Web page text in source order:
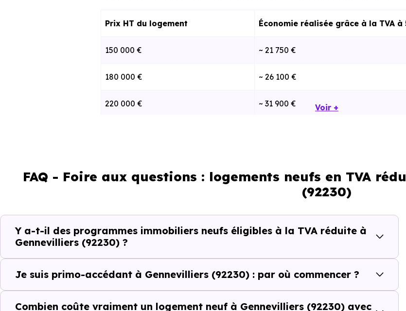
Prix HT du logement Économie réalisée grâce à la TVA à
150 000 € ~ 21 750 €
180 000 € ~ 26 100 €
220 000 € ~ 31 900 €
ces conditions :
le programme est situé dans une zone géographique éligible (Zone ANRU) à
les ressources de votre foyer respectent les plafonds réglementaires en
le prix du bien n'excède pas les barèmes officiels applicables à votre secteur.
Dans le cas de la TVA réduite à 7 %, il est possible d'en bénéficier
Voir +
FAQ - Foire aux questions : logements neufs en TVA
(92230)
Y a-t-il des programmes immobiliers neufs éligibles à la TVA réduite à
Gennevilliers (92230) ?
Je suis primo-accédant à Gennevilliers (92230) : par où commencer ?
Combien coûte vraiment un logement neuf à Gennevilliers (92230) avec